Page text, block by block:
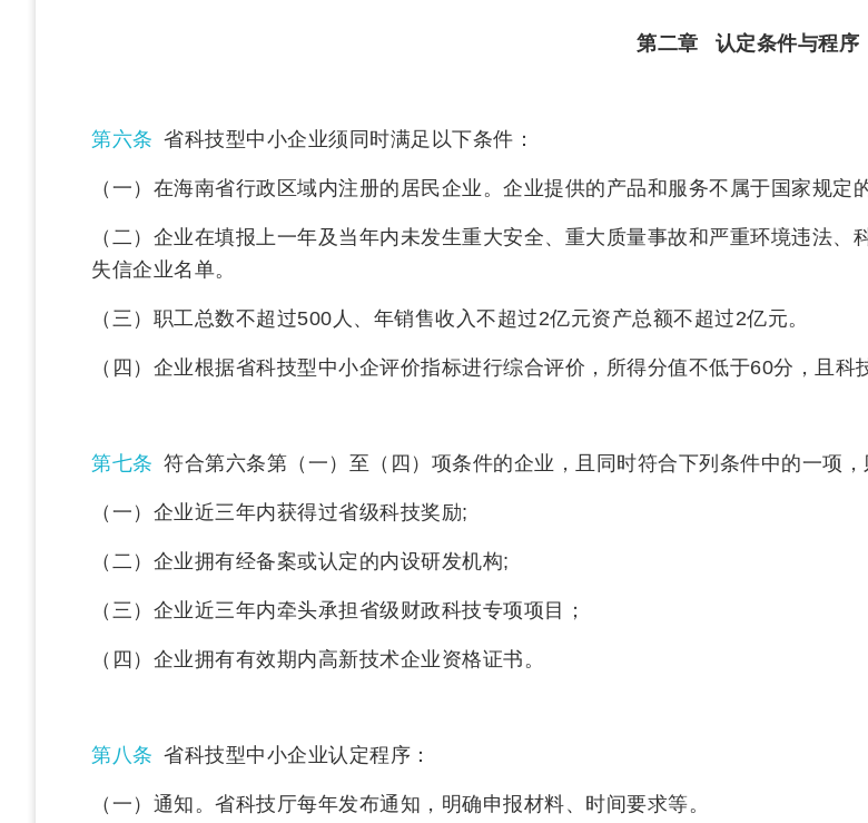
第二章 认定条件与程序
第六条 省科技型中小企业须同时满足以下条件：
（一）在海南省行政区域内注册的居民企业。企业提供的产品和服务不属于国家规定
（二）企业在填报上一年及当年内未发生重大安全、重大质量事故和严重环境违法
失信企业名单。
（三）职工总数不超过500人、年销售收入不超过2亿元资产总额不超过2亿元。
（四）企业根据省科技型中小企评价指标进行综合评价，所得分值不低于60分，且
第七条 符合第六条第（一）至（四）项条件的企业，且同时符合下列条件中的一项
（一）企业近三年内获得过省级科技奖励;
（二）企业拥有经备案或认定的内设研发机构;
（三）企业近三年内牵头承担省级财政科技专项项目；
（四）企业拥有有效期内高新技术企业资格证书。
第八条 省科技型中小企业认定程序：
（一）通知。省科技厅每年发布通知，明确申报材料、时间要求等。